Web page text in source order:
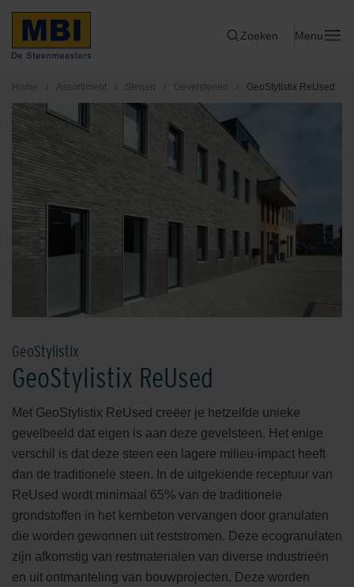
Zoeken Menu
Home / Assortiment / Stenen / Gevelstenen / GeoStylistix ReUsed
GeoStylistix
GeoStylistix ReUsed
Met GeoStylistix ReUsed creëer je hetzelfde unieke
gevelbeeld dat eigen is aan deze gevelsteen. Het enige
verschil is dat deze steen een lagere milieu-impact heeft
dan de traditionele steen. In de uitgekiende receptuur van
ReUsed wordt minimaal 65% van de traditionele
grondstoffen in het kernbeton vervangen door granulaten
die worden gewonnen uit reststromen. Deze ecogranulaten
zijn afkomstig van restmaterialen van diverse industrieën
en uit ontmanteling van bouwprojecten. Deze worden